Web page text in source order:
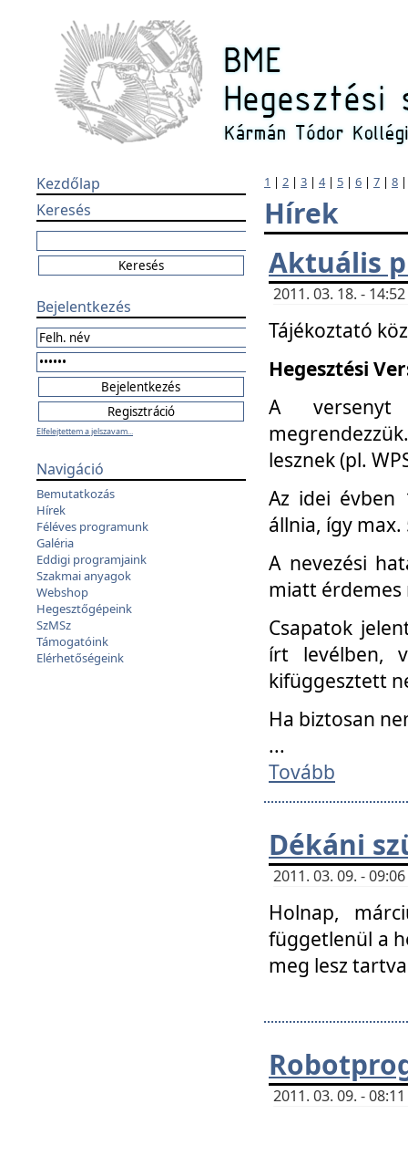
Kezdőlap
Keresés
Bejelentkezés
Elfelejtettem a jelszavam...
Navigáció
Bemutatkozás
Hírek
Féléves programunk
Galéria
Eddigi programjaink
Szakmai anyagok
Webshop
Hegesztőgépeink
SzMSz
Támogatóink
Elérhetőségeink
1 | 2 | 3 | 4| 5 | 6 | 7 | 8
Hírek
Aktuális
2011. 03. 18. -
Tájékoztató
Hegesztési
A versenyt
lesznek (pl.
Az idei évben
állnia, így
A nevezési
miatt érdemes
Csapatok
írt levélben,
kifüggesztett
Ha biztosan
...
Tovább
Dékáni
2011. 03. 09. -
Holnap,
függetlenül a
meg lesz
2011. 03. 09. -